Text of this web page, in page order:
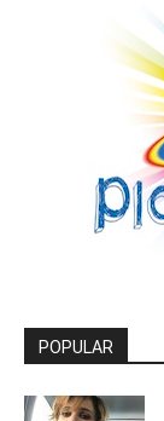
POPULAR